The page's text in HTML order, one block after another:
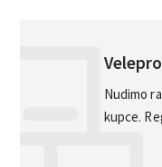
Nudimo
kupce.